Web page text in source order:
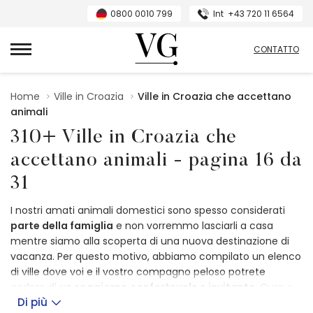
0800 0010 799 Int +43 720 11 6564
Villas Guide
CONTATTO
Home Ville in Croazia
Ville in Croazia che accettano
animali
310+ Ville in Croazia che
accettano animali - pagina 16 da
31
I nostri amati animali domestici sono spesso considerati
parte della famiglia e non vorremmo lasciarli a casa
mentre siamo alla scoperta di una nuova destinazione di
vacanza. Per questo motivo, abbiamo compilato un elenco
di ville dove voi e il vostro compagno peloso potrete
godere di
un soggiorno confortevole e invitante
. Cura e
relax attendono tutta la famiglia, compreso il vostro amico
Di più